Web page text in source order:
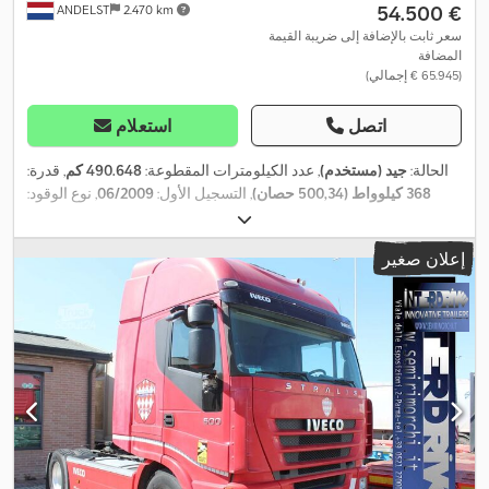
ANDELST 2.470 km ‏54.500 €
سعر ثابت بالإضافة إلى ضريبة القيمة
المضافة
(‏65.945 € إجمالي)
استعلام اتصل
الحالة:جيد (مستخدم), عدد الكيلومترات المقطوعة:490.648 كم
, قدرة:
368 كيلوواط (500,34 حصان)
, التسجيل الأول:06/2009, نوع الوقود:
, مقاس الإطار:
5.350 مم
, وقود:ديزل, كابينة السائق:كابينة نوم, نوع التروس:ميكانيكي,
فئة الانبعاثات:يورو 5 , تعليق:فولاذ-هواء, عدد المقاعد:2, الطول الكلي:
10.300 مم
, العرض الكلي:2.550 مم , الارتفاع الكلي: 3.900 مم
المحورية المسموح بها (المحور 1):
8.000 كجم
, الحمولة المسموح بها
للمحور (المحور 2):
9.500 كجم
, الحمولة المحورية المسموح بها (المحور
9.500 كجم , سنة الصنع:2009
EBS (نظام المكابح
الإلكتروني), تكييف الهواء, تنظيم النوافذ الكهربائي, رافعة, قفل التروس
التفاضلية, مثبت السرعة, نظام الفرامل المانعة للانغلاق (ABS),
إعلان صغير